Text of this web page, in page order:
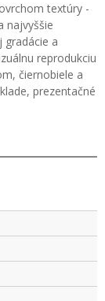
textúry -
najvyššie
gradácie a
reprodukciu
čiernobiele a
prezentačné